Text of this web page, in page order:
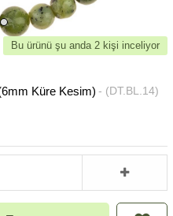
Bu ürünü şu anda 2 kişi inceliyor
Küre Kesim)
(DT.BL.14)